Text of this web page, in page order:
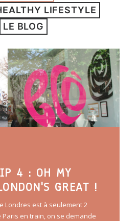
kinoa
YOGA
le quiz
Recherche
Panier
LIFESTYLE
LE BLOG
4 : OH MY
GREAT !
Londres est à seulement 2
en train, on se demande